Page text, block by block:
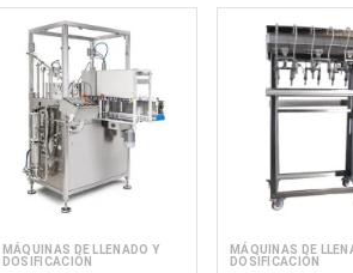
MÁQUINAS DE LLENADO Y
DOSIFICACIÓN
MÁQUINAS DE
DOSIFICACIÓN